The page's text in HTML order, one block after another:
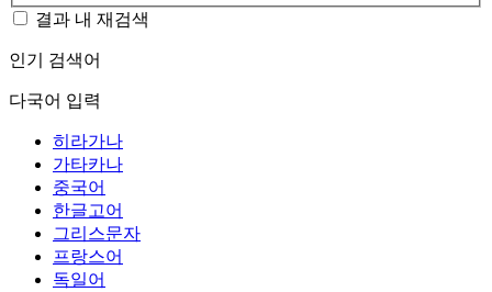
결과 내 재검색
인기 검색어
다국어 입력
히라가나
가타카나
중국어
한글고어
그리스문자
프랑스어
독일어